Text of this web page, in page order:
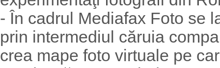
- În cadrul Mediafax Foto se
prin intermediul căruia
crea mape foto virtuale pe